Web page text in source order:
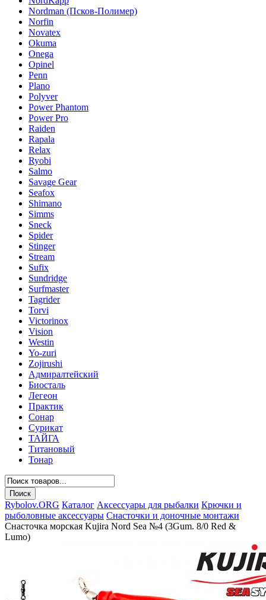
Nordman (Псков-Полимер)
Norfin
Novatex
Okuma
Onega
Opinel
Penn
Plano
Polyver
Power Phantom
Power Pro
Raiden
Rapala
Relax
Ryobi
Salmo
Savage Gear
Seafox
Shimano
Simms
Sneck
Spider
Stinger
Stream
Sufix
Sundridge
Surfmaster
Tagrider
Torvi
Victorinox
Vision
Westin
Yo-zuri
Zojirushi
Адмиралтейский
Биосталь
Легеон
Практик
Сонар
Сурикат
ТАЙГА
Титановый
Тонар
Rybolov.ORG Каталог Аксессуары для рыбалки Крючки и
рыболовные аксессуары Снасточки и доночные монтажи
Снасточка морская Kujira Nord Sea №4 (3Gum. 8/0 Red &
Lumo)